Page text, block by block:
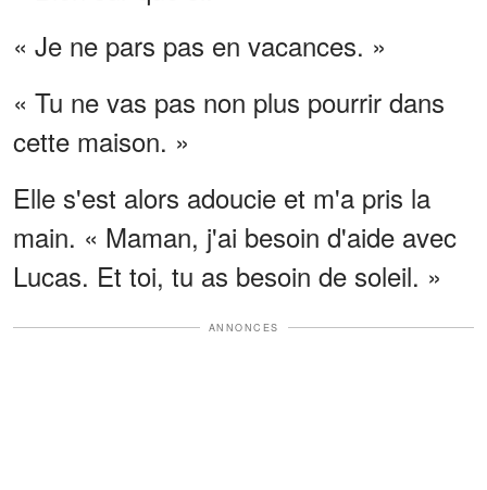
« Je ne pars pas en vacances. »
« Tu ne vas pas non plus pourrir dans
cette maison. »
Elle s'est alors adoucie et m'a pris la
main. « Maman, j'ai besoin d'aide avec
Lucas. Et toi, tu as besoin de soleil. »
ANNONCES